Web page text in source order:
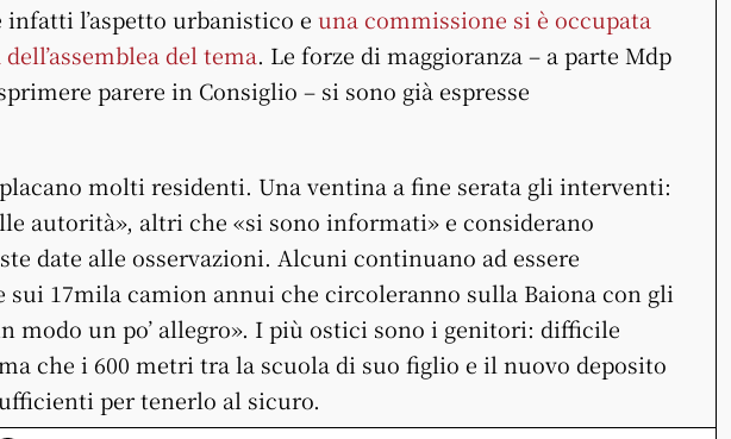
l’aspetto urbanistico e una commissione si è occupata
del tema. Le forze di maggioranza – a parte Mdp
parere in Consiglio – si sono già espresse
molti residenti. Una ventina a fine serata gli interventi:
autorità», altri che «si sono informati» e considerano
date alle osservazioni. Alcuni continuano ad essere
sui 17mila camion annui che circoleranno sulla Baiona con gli
modo un po’ allegro». I più ostici sono i genitori: difficile
che i 600 metri tra la scuola di suo figlio e il nuovo deposito
per tenerlo al sicuro.